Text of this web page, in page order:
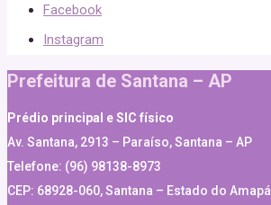
Facebook
Instagram
Prefeitura de Santana – AP
Prédio principal e SIC físico
Av. Santana, 2913 – Paraíso, Santana – AP
Telefone: (96) 98138-8973
CEP: 68928-060, Santana – Estado do Amapá